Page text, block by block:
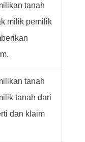
tanah
milik pemilik
tanah
tanah dari
dan klaim